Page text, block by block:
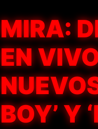
MIRA:
EN
BOY’ Y